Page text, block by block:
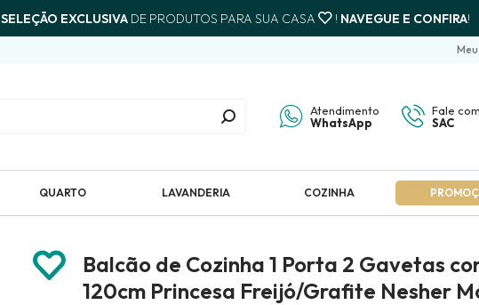
SELEÇÃO EXCLUSIVADE PRODUTOS PARA SUA CASA ! NAVEGUE E CONFIRA!
Fale
SAC
Atendimento
WhatsApp
QUARTO LAVANDERIA COZINHA
Balcão de Cozinha 1 Porta 2 Gavetas
120cm Princesa Freijó/Grafite Nesher